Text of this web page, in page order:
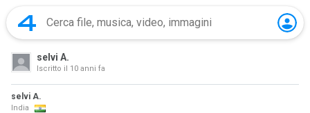
selvi A.
Iscritto il 10 anni fa
selvi A.
India